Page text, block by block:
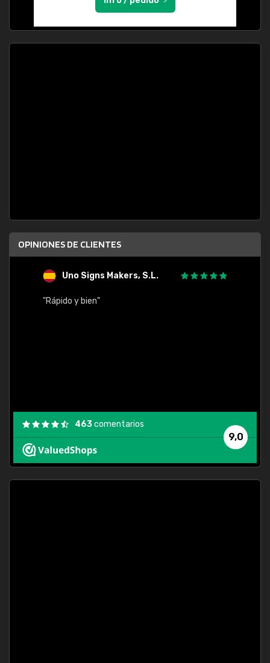
OPINIONES DE CLIENTES
Uno Signs Makers, S.L.
"Rápido y bien"
9,0
463comentarios